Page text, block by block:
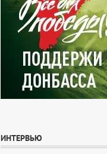
ИНТЕРВЬЮ